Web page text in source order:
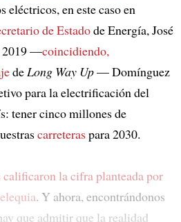
eléctricos, en este caso en
de Estadode Energía, José
2019 —coincidiendo,
deLong Way Up— Domínguez
para la electrificación del
tener cinco millones de
carreteraspara 2030.
la cifra planteada por
. Y ahora, encontrándonos
que admitir que la realidad